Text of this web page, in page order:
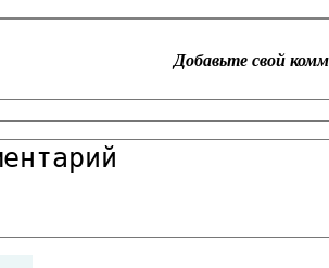
Добавьте свой